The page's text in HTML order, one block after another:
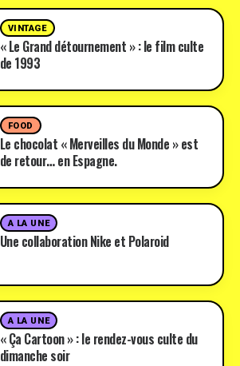
VINTAGE
« Le Grand détournement » : le film culte
de 1993
FOOD
Le chocolat « Merveilles du Monde » est
de retour… en Espagne.
A LA UNE
Une collaboration Nike et Polaroid
A LA UNE
« Ça Cartoon » : le rendez-vous culte du
dimanche soir